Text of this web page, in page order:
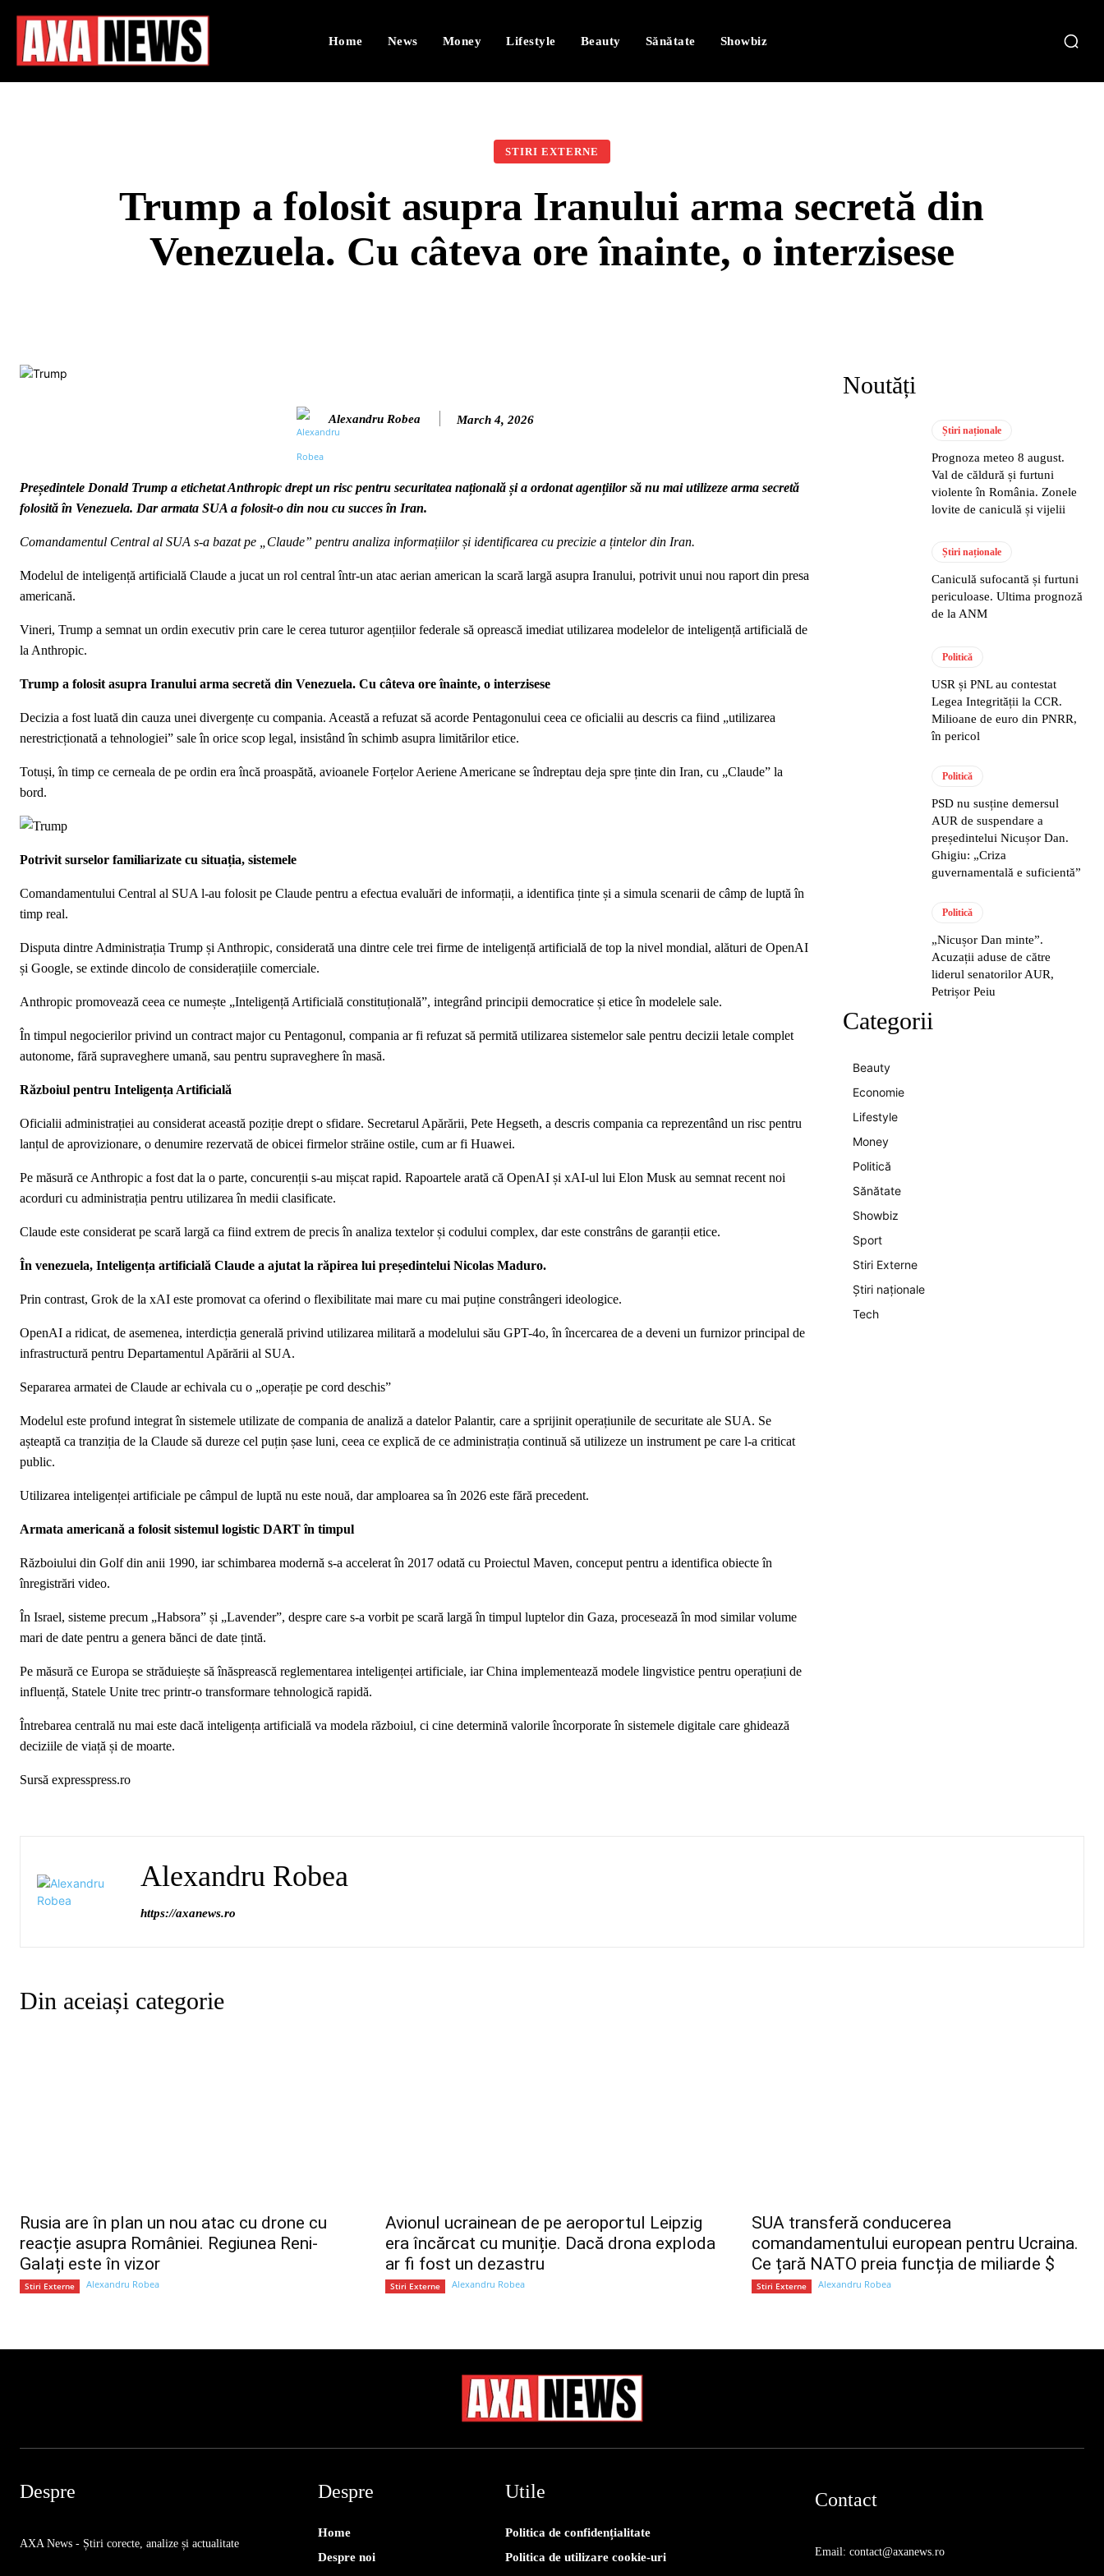
Home News Money Lifestyle Beauty Sănătate Showbiz
STIRI EXTERNE
Trump a folosit asupra Iranului arma secretă din
Venezuela. Cu câteva ore înainte, o interzisese
Alexandru Robea March 4, 2026
Președintele Donald Trump a etichetat Anthropic drept un risc pentru securitatea națională și a ordonat agențiilor să nu mai utilizeze arma secretă
folosită în Venezuela. Dar armata SUA a folosit-o din nou cu succes în Iran.
Comandamentul Central al SUA s-a bazat pe „Claude” pentru analiza informațiilor și identificarea cu precizie a țintelor din Iran.
Modelul de inteligență artificială Claude a jucat un rol central într-un atac aerian american la scară largă asupra Iranului, potrivit unui nou raport din presa
americană.
Vineri, Trump a semnat un ordin executiv prin care le cerea tuturor agențiilor federale să oprească imediat utilizarea modelelor de inteligență artificială de
la Anthropic.
Trump a folosit asupra Iranului arma secretă din Venezuela. Cu câteva ore înainte, o interzisese
Decizia a fost luată din cauza unei divergențe cu compania. Această a refuzat să acorde Pentagonului ceea ce oficialii au descris ca fiind „utilizarea
nerestricționată a tehnologiei” sale în orice scop legal, insistând în schimb asupra limitărilor etice.
Totuși, în timp ce cerneala de pe ordin era încă proaspătă, avioanele Forțelor Aeriene Americane se îndreptau deja spre ținte din Iran, cu „Claude” la
bord.
Potrivit surselor familiarizate cu situația, sistemele
Comandamentului Central al SUA l-au folosit pe Claude pentru a efectua evaluări de informații, a identifica ținte și a simula scenarii de câmp de luptă în
timp real.
Disputa dintre Administrația Trump și Anthropic, considerată una dintre cele trei firme de inteligență artificială de top la nivel mondial, alături de OpenAI
și Google, se extinde dincolo de considerațiile comerciale.
Anthropic promovează ceea ce numește „Inteligență Artificială constituțională”, integrând principii democratice și etice în modelele sale.
În timpul negocierilor privind un contract major cu Pentagonul, compania ar fi refuzat să permită utilizarea sistemelor sale pentru decizii letale complet
autonome, fără supraveghere umană, sau pentru supraveghere în masă.
Războiul pentru Inteligența Artificială
Oficialii administrației au considerat această poziție drept o sfidare. Secretarul Apărării, Pete Hegseth, a descris compania ca reprezentând un risc pentru
lanțul de aprovizionare, o denumire rezervată de obicei firmelor străine ostile, cum ar fi Huawei.
Pe măsură ce Anthropic a fost dat la o parte, concurenții s-au mișcat rapid. Rapoartele arată că OpenAI și xAI-ul lui Elon Musk au semnat recent noi
acorduri cu administrația pentru utilizarea în medii clasificate.
Claude este considerat pe scară largă ca fiind extrem de precis în analiza textelor și codului complex, dar este constrâns de garanții etice.
În venezuela, Inteligența artificială Claude a ajutat la răpirea lui președintelui Nicolas Maduro.
Prin contrast, Grok de la xAI este promovat ca oferind o flexibilitate mai mare cu mai puține constrângeri ideologice.
OpenAI a ridicat, de asemenea, interdicția generală privind utilizarea militară a modelului său GPT-4o, în încercarea de a deveni un furnizor principal de
infrastructură pentru Departamentul Apărării al SUA.
Separarea armatei de Claude ar echivala cu o „operație pe cord deschis”
Modelul este profund integrat în sistemele utilizate de compania de analiză a datelor Palantir, care a sprijinit operațiunile de securitate ale SUA. Se
așteaptă ca tranziția de la Claude să dureze cel puțin șase luni, ceea ce explică de ce administrația continuă să utilizeze un instrument pe care l-a criticat
public.
Utilizarea inteligenței artificiale pe câmpul de luptă nu este nouă, dar amploarea sa în 2026 este fără precedent.
Armata americană a folosit sistemul logistic DART în timpul
Războiului din Golf din anii 1990, iar schimbarea modernă s-a accelerat în 2017 odată cu Proiectul Maven, conceput pentru a identifica obiecte în
înregistrări video.
În Israel, sisteme precum „Habsora” și „Lavender”, despre care s-a vorbit pe scară largă în timpul luptelor din Gaza, procesează în mod similar volume
mari de date pentru a genera bănci de date țintă.
Pe măsură ce Europa se străduiește să înăsprească reglementarea inteligenței artificiale, iar China implementează modele lingvistice pentru operațiuni de
influență, Statele Unite trec printr-o transformare tehnologică rapidă.
Întrebarea centrală nu mai este dacă inteligența artificială va modela războiul, ci cine determină valorile încorporate în sistemele digitale care ghidează
deciziile de viață și de moarte.
Sursă expresspress.ro
Noutăți
Știri naționale
Prognoza meteo 8 august.
Val de căldură și furtuni
violente în România. Zonele
lovite de caniculă și vijelii
Știri naționale
Caniculă sufocantă și furtuni
periculoase. Ultima prognoză
de la ANM
Politică
USR și PNL au contestat
Legea Integrității la CCR.
Milioane de euro din PNRR,
în pericol
Politică
PSD nu susține demersul
AUR de suspendare a
președintelui Nicușor Dan.
Ghigiu: „Criza
guvernamentală e suficientă”
Politică
„Nicușor Dan minte”.
Acuzații aduse de către
liderul senatorilor AUR,
Petrișor Peiu
Categorii
Beauty
Economie
Lifestyle
Money
Politică
Sănătate
Showbiz
Sport
Stiri Externe
Știri naționale
Tech
Alexandru Robea
https://axanews.ro
Din aceiași categorie
Rusia are în plan un nou atac cu drone cu
reacție asupra României. Regiunea Reni-
Galați este în vizor
Stiri Externe Alexandru Robea
Avionul ucrainean de pe aeroportul Leipzig
era încărcat cu muniție. Dacă drona exploda
ar fi fost un dezastru
Stiri Externe Alexandru Robea
SUA transferă conducerea
comandamentului european pentru Ucraina.
Ce țară NATO preia funcția de miliarde $
Stiri Externe Alexandru Robea
Despre
AXA News - Știri corecte, analize și actualitate
Despre
Home
Despre noi
Utile
Politica de confidențialitate
Politica de utilizare cookie-uri
Contact
Email: contact@axanews.ro